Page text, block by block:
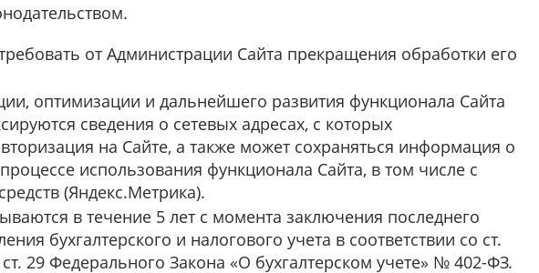
от Администрации Сайта прекращения обработки его
оптимизации и дальнейшего развития функционала Сайта
сведения о сетевых адресах, с которых
на Сайте, а также может сохраняться информация о
использования функционала Сайта, в том числе с
(Яндекс.Метрика).
в течение 5 лет с момента заключения последнего
бухгалтерского и налогового учета в соответствии со ст.
29 Федерального Закона «О бухгалтерском учете» № 402-ФЗ.